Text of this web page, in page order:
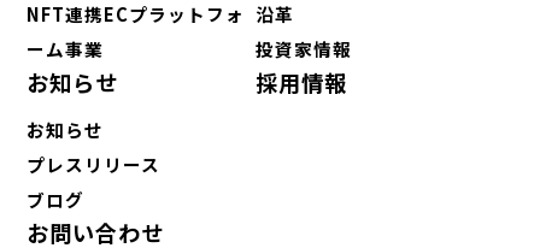
NFT連携ECプラットフォ
ーム事業
沿革
投資家情報
お知らせ
お知らせ
プレスリリース
ブログ
採用情報
お問い合わせ